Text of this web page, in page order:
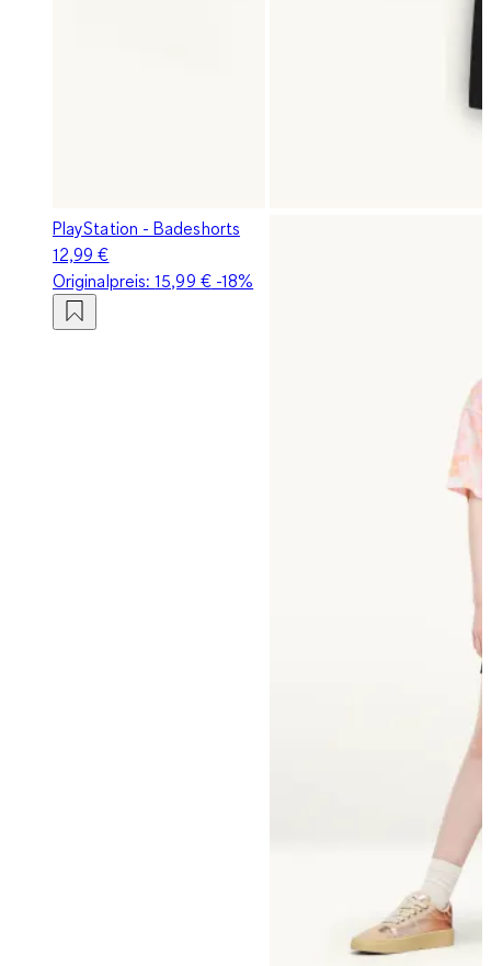
PlayStation - Badeshorts
12,99 €
Originalpreis:15,99 €-18%